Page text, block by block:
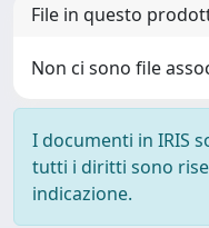
File in questo
Non ci sono file
I documenti in IRIS
tutti i diritti sono
indicazione.